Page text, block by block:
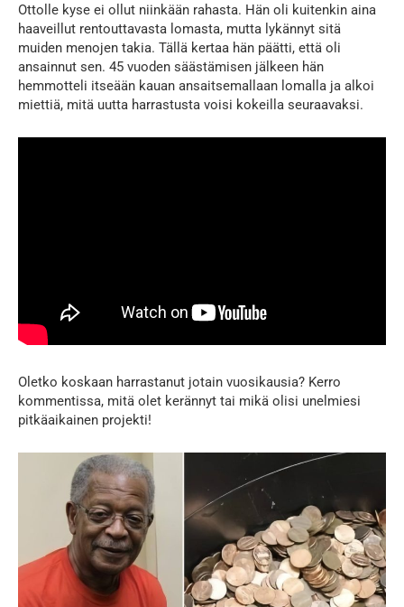
Ottolle kyse ei ollut niinkään rahasta. Hän oli kuitenkin aina
haaveillut rentouttavasta lomasta, mutta lykännyt sitä
muiden menojen takia. Tällä kertaa hän päätti, että oli
ansainnut sen. 45 vuoden säästämisen jälkeen hän
hemmotteli itseään kauan ansaitsemallaan lomalla ja alkoi
miettiä, mitä uutta harrastusta voisi kokeilla seuraavaksi.
Oletko koskaan harrastanut jotain vuosikausia? Kerro
kommentissa, mitä olet kerännyt tai mikä olisi unelmiesi
pitkäaikainen projekti!